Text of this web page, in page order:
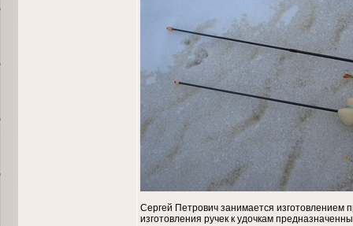
Сергей Петрович занимается
изготовления ручек к удочкам